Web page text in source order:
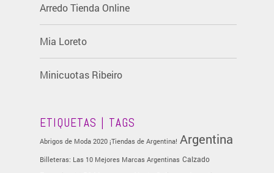
Arredo Tienda Online
Mia Loreto
Minicuotas Ribeiro
ETIQUETAS | TAGS
Abrigos de Moda 2020 ¡Tiendas de Argentina! Argentina
Billeteras: Las 10 Mejores Marcas Argentinas Calzado